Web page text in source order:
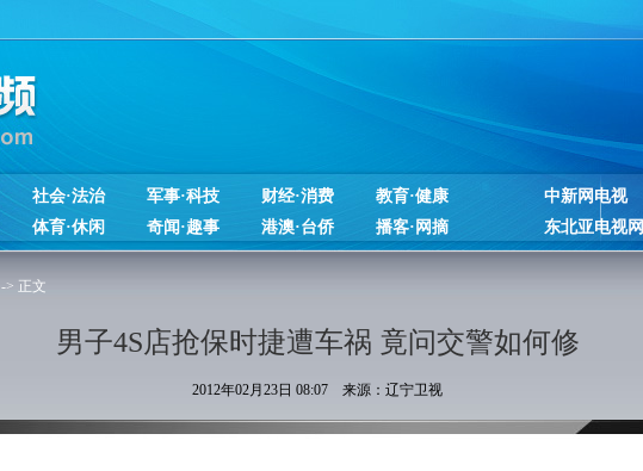
社会·法治 军事·科技 财经·消费
教育·健康
体育·休闲 奇闻·趣事 港澳·台侨 播客·网摘
中新网电视
东北亚电视网
-> 正文
男子4S店抢保时捷遭车祸 竟问交警如何修
2012年02月23日 08:07 来源：辽宁卫视